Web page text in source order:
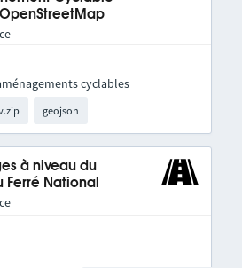
OpenStreetMap
geojson
cyclables
à niveau du
Ferré National